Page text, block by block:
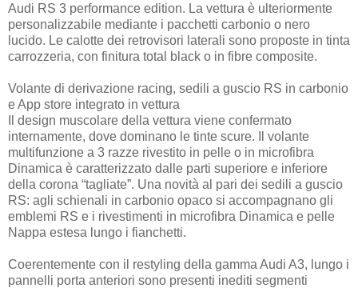
Audi RS 3 performance edition. La vettura è ulteriormente
personalizzabile mediante i pacchetti carbonio o nero
lucido. Le calotte dei retrovisori laterali sono proposte in tinta
carrozzeria, con finitura total black o in fibre composite.
Volante di derivazione racing, sedili a guscio RS in carbonio
e App store integrato in vettura
Il design muscolare della vettura viene confermato
internamente, dove dominano le tinte scure. Il volante
multifunzione a 3 razze rivestito in pelle o in microfibra
Dinamica è caratterizzato dalle parti superiore e inferiore
della corona “tagliate”. Una novità al pari dei sedili a guscio
RS: agli schienali in carbonio opaco si accompagnano gli
emblemi RS e i rivestimenti in microfibra Dinamica e pelle
Nappa estesa lungo i fianchetti.
Coerentemente con il restyling della gamma Audi A3, lungo i
pannelli porta anteriori sono presenti inediti segmenti